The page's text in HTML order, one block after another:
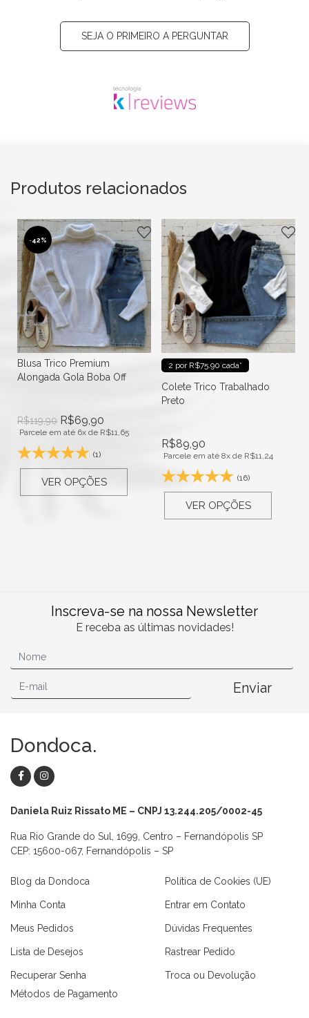
SEJA O PRIMEIRO A PERGUNTAR
Produtos relacionados
-42%
Blusa Trico Premium
Alongada Gola Boba Off
R$119,90 R$69,90
Parcele em até 6x de R$11,65
(1)
VER OPÇÕES
2 por R$75.90 cada*
Colete Trico Trabalhado
Preto
R$89,90
Parcele em até 8x de R$11,24
(16)
VER OPÇÕES
Inscreva-se na nossa Newsletter
E receba as últimas novidades!
Enviar
Dondoca.
Daniela Ruiz Rissato ME – CNPJ 13.244.205/0002-45
Rua Rio Grande do Sul, 1699, Centro – Fernandópolis SP
CEP: 15600-067, Fernandópolis – SP
Blog da Dondoca
Minha Conta
Meus Pedidos
Lista de Desejos
Recuperar Senha
Política de Cookies (UE)
Entrar em Contato
Dúvidas Frequentes
Rastrear Pedido
Troca ou Devolução
Métodos de Pagamento